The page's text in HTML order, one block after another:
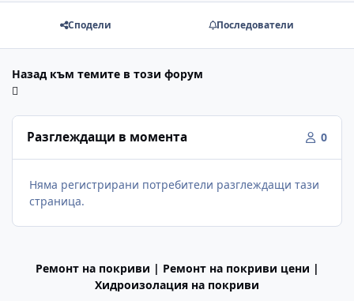
Сподели Последователи
Назад към темите в този форум
Разглеждащи в момента 0
Няма регистрирани потребители разглеждащи тази
страница.
Ремонт на покриви | Ремонт на покриви цени |
Хидроизолация на покриви